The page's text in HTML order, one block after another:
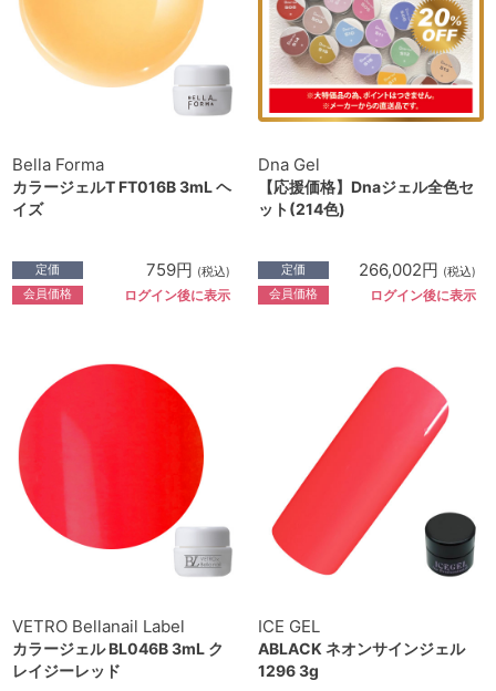
Bella Forma
カラージェルT FT016B 3mL ヘ
イズ
定価 759円 (税込)
会員価格 ログイン後に表示
Dna Gel
【応援価格】Dnaジェル全色セ
ット(214色)
定価 266,002円 (税込)
会員価格 ログイン後に表示
VETRO Bellanail Label
カラージェル BL046B 3mL ク
レイジーレッド
ICE GEL
ABLACK ネオンサインジェル
1296 3g